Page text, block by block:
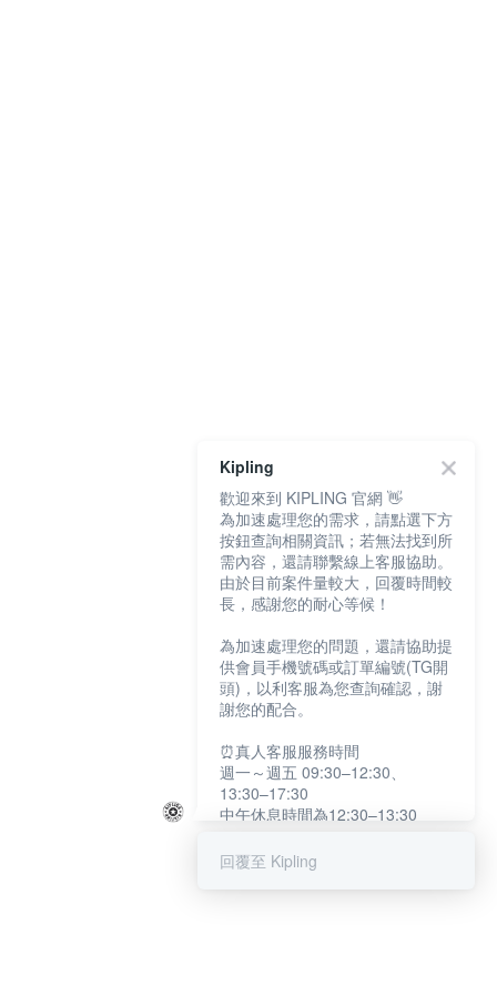
Kipling
歡迎來到 KIPLING 官網 👋
為加速處理您的需求，請點選下方
按鈕查詢相關資訊；若無法找到所
需內容，還請聯繫線上客服協助。
由於目前案件量較大，回覆時間較
長，感謝您的耐心等候！
為加速處理您的問題，還請協助提
供會員手機號碼或訂單編號(TG開
頭)，以利客服為您查詢確認，謝
謝您的配合。
⏰真人客服服務時間
週一～週五 09:30–12:30、
13:30–17:30
中午休息時間為12:30–13:30
提醒您：系統會自動已讀訊息，如
回覆至 Kipling